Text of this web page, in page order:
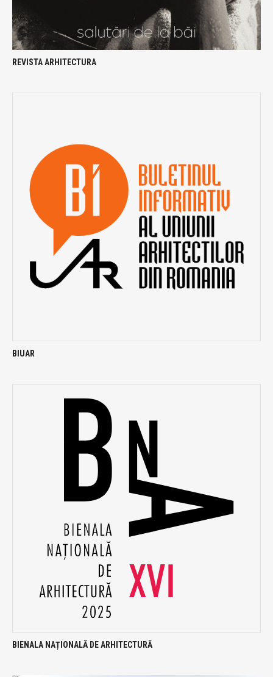
REVISTA ARHITECTURA
BIUAR
BIENALA NAȚIONALĂ DE ARHITECTURĂ